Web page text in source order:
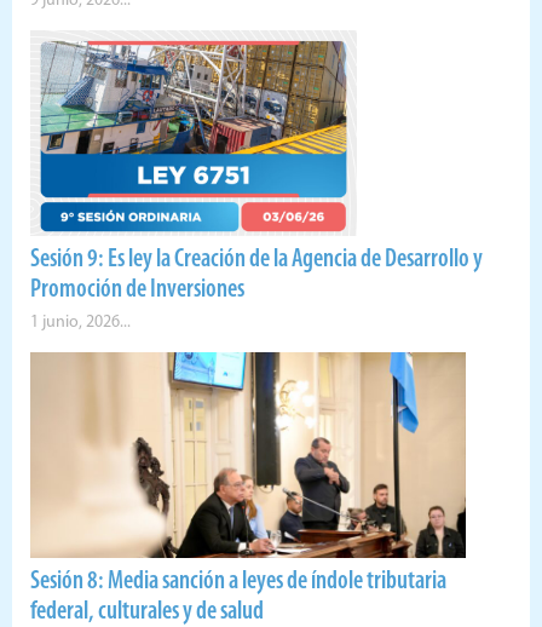
Sesión 9: Es ley la Creación de la Agencia de Desarrollo y
Promoción de Inversiones
1 junio, 2026...
Sesión 8: Media sanción a leyes de índole tributaria
federal, culturales y de salud